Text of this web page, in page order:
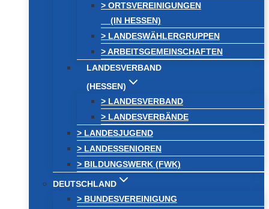
> ORTSVEREINIGUNGEN
(IN HESSEN)
> LANDESWÄHLERGRUPPEN
> ARBEITSGEMEINSCHAFTEN
LANDESVERBAND
(HESSEN)
> LANDESVERBAND
> LANDESVERBÄNDE
> LANDESJUGEND
> LANDESSENIOREN
> BILDUNGSWERK (FWK)
DEUTSCHLAND
> BUNDESVEREINIGUNG